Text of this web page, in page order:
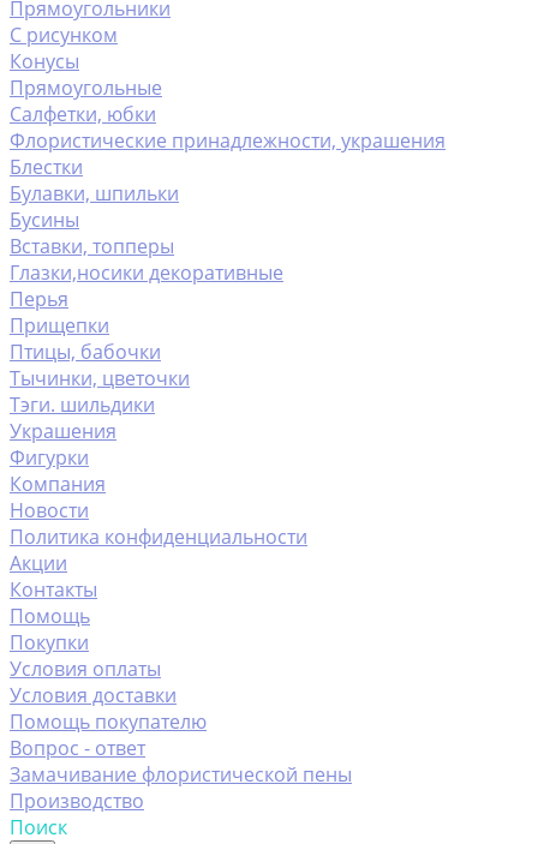
Прямоугольники
С рисунком
Конусы
Прямоугольные
Салфетки, юбки
Флористические принадлежности, украшения
Блестки
Булавки, шпильки
Бусины
Вставки, топперы
Глазки,носики декоративные
Перья
Прищепки
Птицы, бабочки
Тычинки, цветочки
Тэги. шильдики
Украшения
Фигурки
Компания
Новости
Политика конфиденциальности
Акции
Контакты
Помощь
Покупки
Условия оплаты
Условия доставки
Помощь покупателю
Вопрос - ответ
Замачивание флористической пены
Производство
Поиск